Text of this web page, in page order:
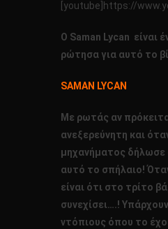
[youtube]https://
Ο Saman Lycan είναι
ρώτησα για αυτό το
SAMAN LYCAN
Με ρωτάς αν
ανεξερεύνητη και
μηχανήματος δήλωσε
αυτό το σπήλαιο!
είναι ότι στο τρίτο
συνεχίσει….!
ντόπιους όπου το